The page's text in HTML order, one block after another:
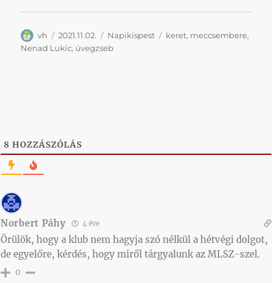
Szerző
vh Közzétéve
2021.11.02. Kategória
Napikispest Címke
keret, meccsembere,
Nenad Lukic, üvegzseb
8 HOZZÁSZÓLÁS
Norbert Páhy 4 éve
Örülök, hogy a klub nem hagyja szó nélkül a hétvégi dolgot,
de egyelőre, kérdés, hogy miről tárgyalunk az MLSZ-szel.
0